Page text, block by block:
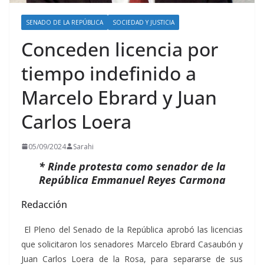
SENADO DE LA REPÚBLICA SOCIEDAD Y JUSTICIA
Conceden licencia por
tiempo indefinido a
Marcelo Ebrard y Juan
Carlos Loera
05/09/2024 Sarahi
* Rinde protesta como senador de la
República Emmanuel Reyes Carmona
Redacción
El Pleno del Senado de la República aprobó las licencias
que solicitaron los senadores Marcelo Ebrard Casaubón y
Juan Carlos Loera de la Rosa, para separarse de sus